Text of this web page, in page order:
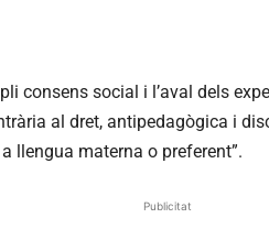
consens social i l’aval dels
al dret, antipedagògica i
llengua materna o preferent”.
Publicitat